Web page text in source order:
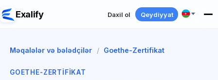
Exalify Daxil ol Qeydiyyat
Məqalələr və bələdçilər / Goethe-Zertifikat
GOETHE-ZERTIFIKAT